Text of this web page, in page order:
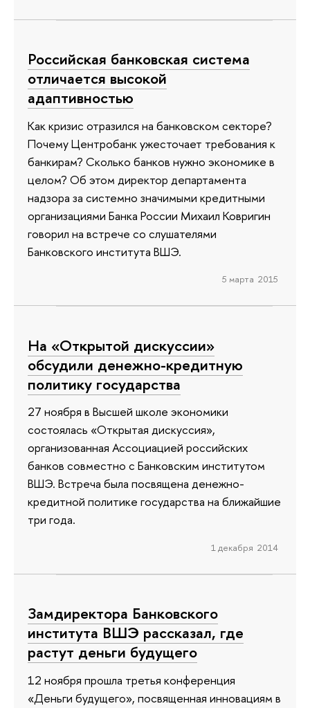
Российская банковская система
отличается высокой
адаптивностью
Как кризис отразился на банковском секторе?
Почему Центробанк ужесточает требования к
банкирам? Сколько банков нужно экономике в
целом? Об этом директор департамента
надзора за системно значимыми кредитными
организациями Банка России Михаил Ковригин
говорил на встрече со слушателями
Банковского института ВШЭ.
5 марта 2015
На «Открытой дискуссии»
обсудили денежно-кредитную
политику государства
27 ноября в Высшей школе экономики
состоялась «Открытая дискуссия»,
организованная Ассоциацией российских
банков совместно с Банковским институтом
ВШЭ. Встреча была посвящена денежно-
кредитной политике государства на ближайшие
три года.
1 декабря 2014
Замдиректора Банковского
института ВШЭ рассказал, где
растут деньги будущего
12 ноября прошла третья конференция
«Деньги будущего», посвященная инновациям в